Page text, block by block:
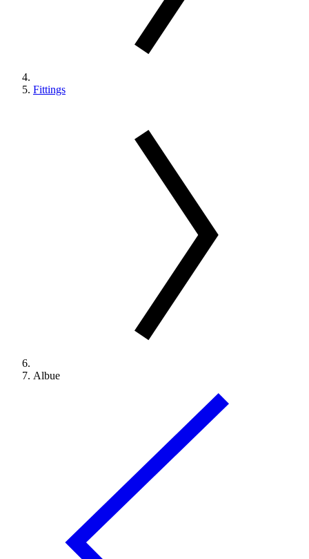
Fittings
Albue